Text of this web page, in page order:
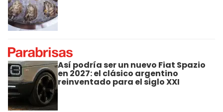
Así podría ser un nuevo Fiat Spazio
en 2027: el clásico argentino
reinventado para el siglo XXI